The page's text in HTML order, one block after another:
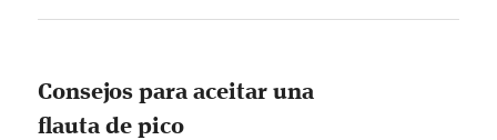
Consejos para aceitar una
flauta de pico